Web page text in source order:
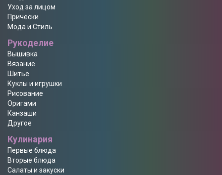
Уход за лицом
Прически
Мода и Стиль
Рукоделие
Вышивка
Вязание
Шитье
Куклы и игрушки
Рисование
Оригами
Канзаши
Другое
Кулинария
Первые блюда
Вторые блюда
Салаты и закуски